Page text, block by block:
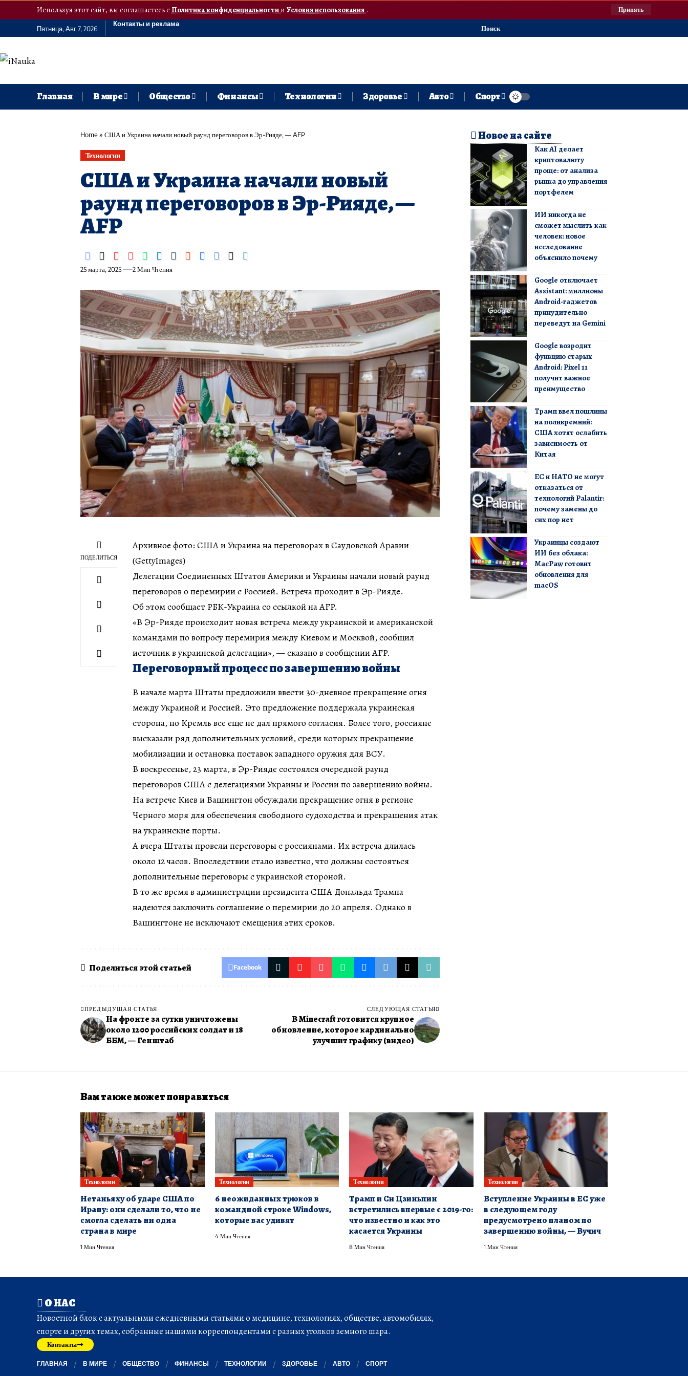
Используя этот сайт, вы соглашаетесь сПолитика конфиденциальностии Условия использования. Принять
Пятница, Авг 7, 2026
Контакты и реклама
Поиск
Главная В мире Общество Финансы Технологии Здоровье Авто Спорт
Home» США и Украина начали новый раунд переговоров в Эр-Рияде, — AFP
Технологии
США и Украина начали новый
раунд переговоров в Эр-Рияде, —
AFP
25 марта, 2025 2 Мин Чтения
ПОДЕЛИТЬСЯ
Архивное фото: США и Украина на переговорах в Саудовской Аравии
(GettyImagеs)
Делегации Соединенных Штатов Америки и Украины начали новый раунд
переговоров о перемирии с Россией. Встреча проходит в Эр-Рияде.
Об этом сообщает РБК-Украина со ссылкой на AFP.
«В Эр-Рияде происходит новая встреча между украинской и американской
командами по вопросу перемирия между Киевом и Москвой, сообщил
источник в украинской делегации», — сказано в сообщении AFP.
Переговорный процесс по завершению войны
В начале марта Штаты предложили ввести 30-дневное прекращение огня
между Украиной и Россией. Это предложение поддержала украинская
сторона, но Кремль все еще не дал прямого согласия. Более того, россияне
высказали ряд дополнительных условий, среди которых прекращение
мобилизации и остановка поставок западного оружия для ВСУ.
В воскресенье, 23 марта, в Эр-Рияде состоялся очередной раунд
переговоров США с делегациями Украины и России по завершению войны.
На встрече Киев и Вашингтон обсуждали прекращение огня в регионе
Черного моря для обеспечения свободного судоходства и прекращения атак
на украинские порты.
А вчера Штаты провели переговоры с россиянами. Их встреча длилась
около 12 часов. Впоследствии стало известно, что должны состояться
дополнительные переговоры с украинской стороной.
В то же время в администрации президента США Дональда Трампа
надеются заключить соглашение о перемирии до 20 апреля. Однако в
Вашингтоне не исключают смещения этих сроков.
Поделиться этой статьей Facebook
ПРЕДЫДУЩАЯ СТАТЬЯ
На фронте за сутки уничтожены
около 1200 российских солдат и 18
ББМ, — Генштаб
СЛЕДУЮЩАЯ СТАТЬЯ
В Minecraft готовится крупное
обновление, которое кардинально
улучшит графику (видео)
Новое на сайте
Как AI делает
криптовалюту
проще: от анализа
рынка до управления
портфелем
ИИ никогда не
сможет мыслить как
человек: новое
исследование
объяснило почему
Google отключает
Assistant: миллионы
Android-гаджетов
принудительно
переведут на Gemini
Google возродит
функцию старых
Android: Pixel 11
получит важное
преимущество
Трамп ввел пошлины
на поликремний:
США хотят ослабить
зависимость от
Китая
ЕС и НАТО не могут
отказаться от
технологий Palantir:
почему замены до
сих пор нет
Украинцы создают
ИИ без облака:
MacPaw готовит
обновления для
macOS
Вам также может понравиться
Технологии
Нетаньяху об ударе США по
Ирану: они сделали то, что не
смогла сделать ни одна
страна в мире
1 Мин Чтения
Технологии
6 неожиданных трюков в
командной строке Windows,
которые вас удивят
4 Мин Чтения
Технологии
Трамп и Си Цзиньпин
встретились впервые с 2019-го:
что известно и как это
касается Украины
8 Мин Чтения
Технологии
Вступление Украины в ЕС уже
в следующем году
предусмотрено планом по
завершению войны, — Вучич
1 Мин Чтения
О НАС
Новостной блок с актуальными ежедневными статьями о медицине, технологиях, обществе, автомобилях,
спорте и других темах, собранные нашими корреспондентами с разных уголков земного шара.
Контакты
ГЛАВНАЯ В МИРЕ ОБЩЕСТВО ФИНАНСЫ ТЕХНОЛОГИИ ЗДОРОВЬЕ АВТО СПОРТ